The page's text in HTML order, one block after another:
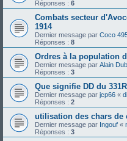
Réponses : 6
Combats secteur
1914
Dernier message par Coco
Réponses : 8
Ordres à la population
Dernier message par Alain
Réponses : 3
Que signifie DD du 331RI
Dernier message par jcp66 «
Réponses : 2
utilisation des chars de
Dernier message par Ingouf «
Réponses : 3